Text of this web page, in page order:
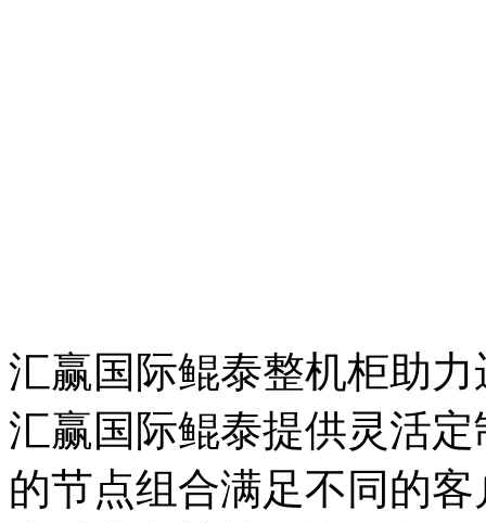
汇赢国际鲲泰整机柜助
汇赢国际鲲泰提供灵活定
的节点组合满足不同的客